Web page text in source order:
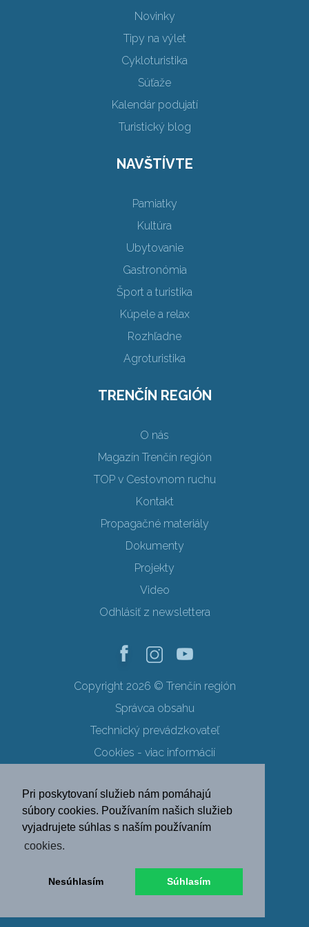
Pri poskytovaní služieb nám pomáhajú
súbory cookies. Používaním našich služieb
vyjadrujete súhlas s naším používaním
cookies.
Nesúhlasím Súhlasím
Novinky
Tipy na výlet
Cykloturistika
Súťaže
Kalendár podujatí
Turistický blog
NAVŠTÍVTE
Pamiatky
Kultúra
Ubytovanie
Gastronómia
Šport a turistika
Kúpele a relax
Rozhľadne
Agroturistika
TRENČÍN REGIÓN
O nás
Magazín Trenčín región
TOP v Cestovnom ruchu
Kontakt
Propagačné materiály
Dokumenty
Projekty
Video
Odhlásiť z newslettera
Copyright 2026 © Trenčín región
Správca obsahu
Technický prevádzkovateľ
Cookies - viac informácií
Ochrana osobných údajov
SK EN DE
PL